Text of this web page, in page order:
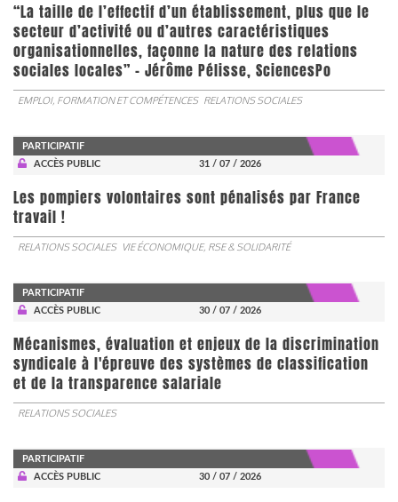
“La taille de l’effectif d’un établissement, plus que le
secteur d’activité ou d’autres caractéristiques
organisationnelles, façonne la nature des relations
sociales locales” - Jérôme Pélisse, SciencesPo
EMPLOI, FORMATION ET COMPÉTENCES RELATIONS SOCIALES
PARTICIPATIF
ACCÈS PUBLIC
31 / 07 / 2026
Les pompiers volontaires sont pénalisés par France
travail !
RELATIONS SOCIALES VIE ÉCONOMIQUE, RSE & SOLIDARITÉ
PARTICIPATIF
ACCÈS PUBLIC
30 / 07 / 2026
Mécanismes, évaluation et enjeux de la discrimination
syndicale à l'épreuve des systèmes de classification
et de la transparence salariale
RELATIONS SOCIALES
PARTICIPATIF
ACCÈS PUBLIC
30 / 07 / 2026